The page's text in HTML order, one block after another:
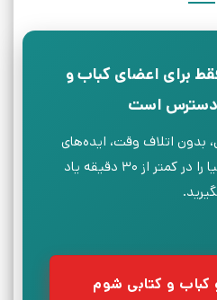
برای اعضای کباب و
دسترس است
بدون اتلاف وقت، ایده‌های
اصلی کتاب‌های مهم دنیا را در کمتر از ۳۰ دقیقه یاد
و کتابی شوم